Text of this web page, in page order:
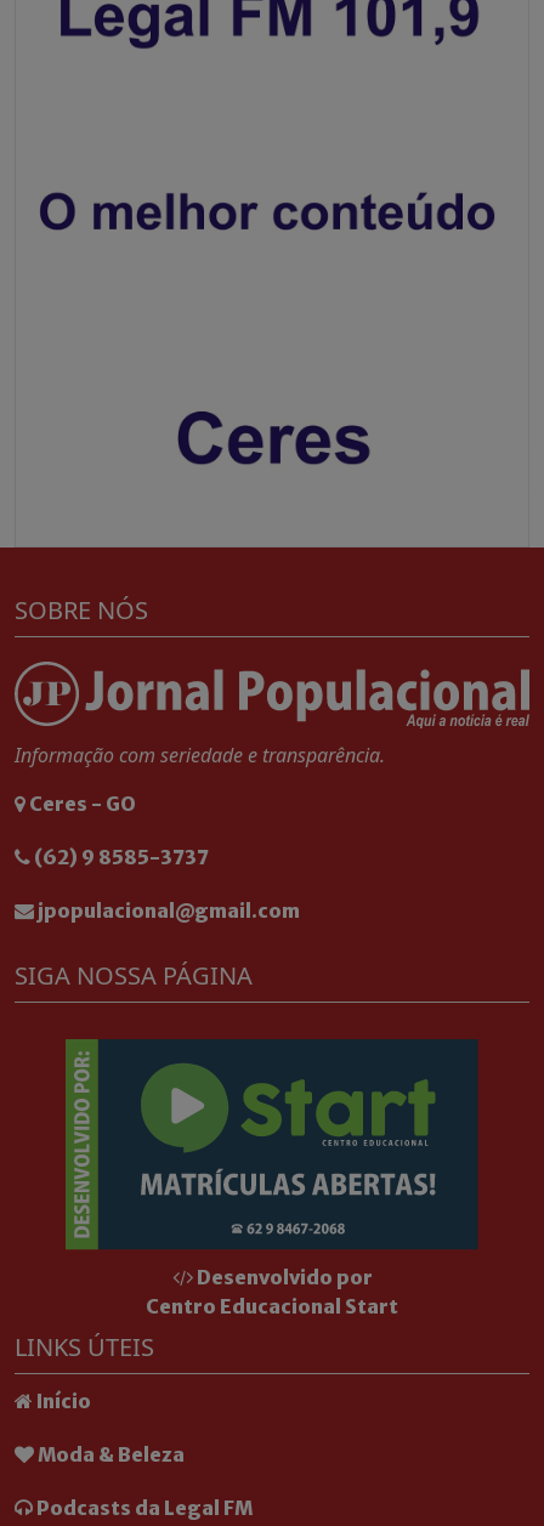
SOBRE NÓS
Informação com seriedade e transparência.
Ceres - GO
(62) 9 8585-3737
jpopulacional@gmail.com
SIGA NOSSA PÁGINA
Desenvolvido por
Centro Educacional Start
LINKS ÚTEIS
Início
Moda & Beleza
Podcasts da Legal FM